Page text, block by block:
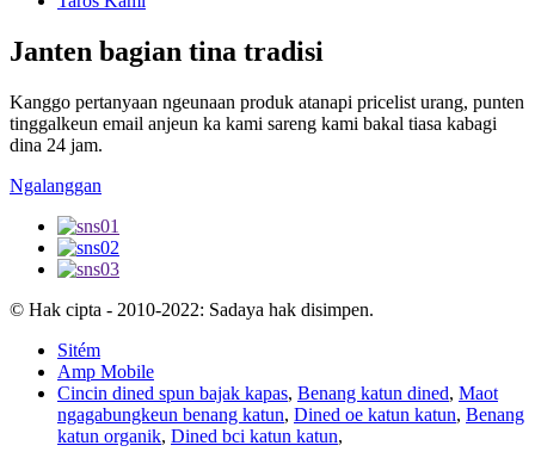
Janten bagian tina tradisi
Kanggo pertanyaan ngeunaan produk atanapi pricelist urang, punten
tinggalkeun email anjeun ka kami sareng kami bakal tiasa kabagi
dina 24 jam.
Ngalanggan
© Hak cipta - 2010-2022: Sadaya hak disimpen.
Sitém
Amp Mobile
Cincin dined spun bajak kapas, Benang katun dined, Maot
ngagabungkeun benang katun, Dined oe katun katun, Benang
katun organik, Dined bci katun katun,